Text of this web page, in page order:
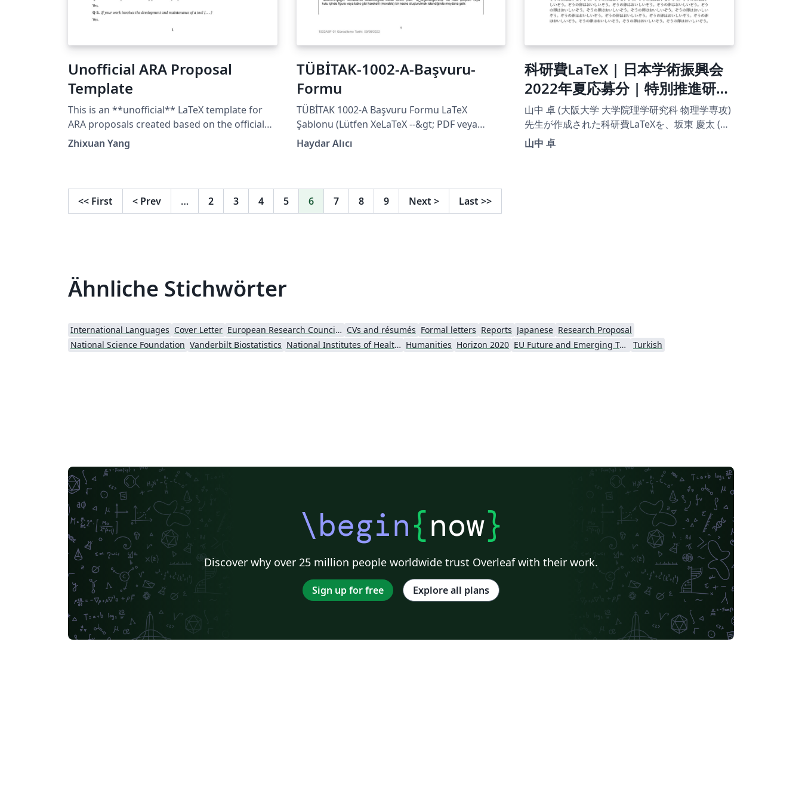
Unofficial ARA Proposal
Template
This is an **unofficial** LaTeX template for
ARA proposals created based on the official
docx template in 2023. Please carefully read
the official instructions when using this
Zhixuan Yang
TÜBİTAK-1002-A-Başvuru-
Formu
TÜBİTAK 1002-A Başvuru Formu LaTeX
Şablonu (Lütfen XeLaTeX --&gt; PDF veya
LuaLaTeX --&gt; PDF yolunu izleyiniz)
Haydar Alıcı
科研費LaTeX | 日本学術振興会
2022年夏応募分 | 特別推進研究
（新規）・日本語版その１ |
2023.04.18
山中 卓 (大阪大学 大学院理学研究科 物理学専攻)
先生が作成された科研費LaTeXを、坂東 慶太 (名
古屋学院大学) が了承を得てテンプレート登録し
山中 卓
<< First < Prev … 2 3 4 5 6 7 8 9 Next > Last >>
Ähnliche Stichwörter
International Languages Cover Letter European Research Council (ERC) CVs and résumés Formal letters Reports Japanese Research Proposal
National Science Foundation Vanderbilt Biostatistics National Institutes of Health (NIH) Humanities Horizon 2020 EU Future and Emerging Technologies (FET) Turkish
\begin{now}
Discover why over 25 million people worldwide trust Overleaf with their work.
Sign up for free Explore all plans